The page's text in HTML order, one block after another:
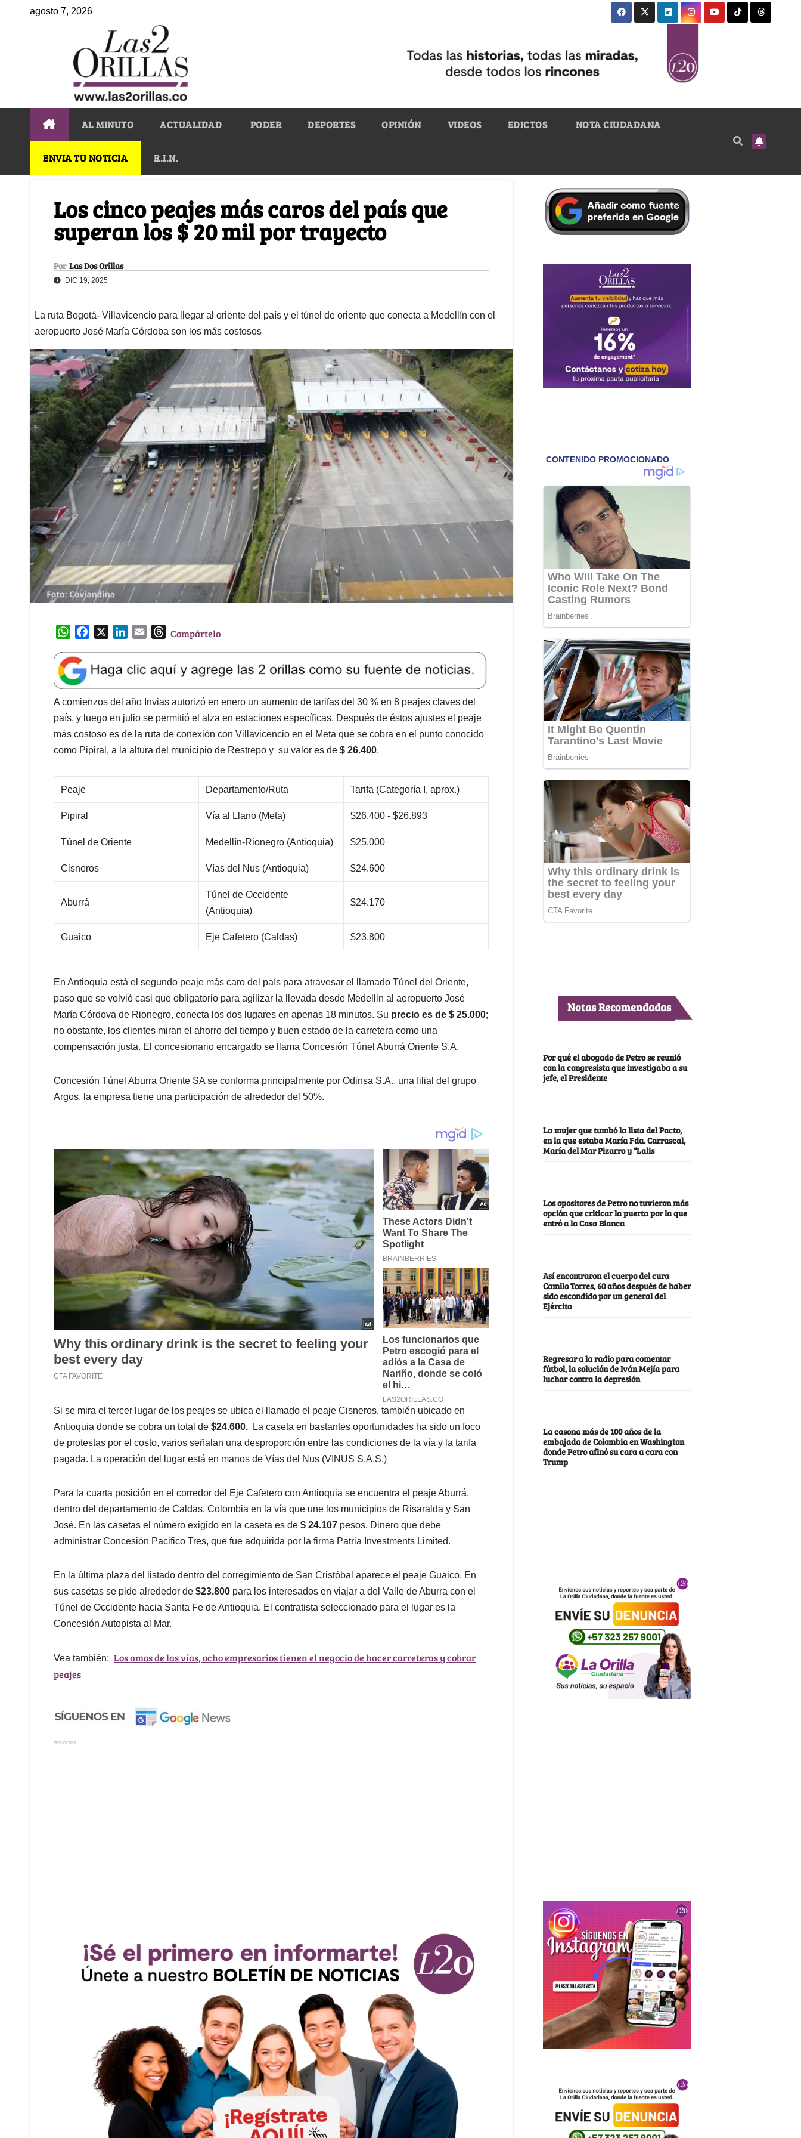
agosto 7, 2026
AL MINUTO ACTUALIDAD PODER DEPORTES OPINIÓN VIDEOS EDICTOS NOTA CIUDADANA
ENVIA TU NOTICIA R.I.N.
Los cinco peajes más caros del país que
superan los $ 20 mil por trayecto
Por Las Dos Orillas
DIC 19, 2025
La ruta Bogotá- Villavicencio para llegar al oriente del país y el túnel de oriente que conecta a Medellín con el
aeropuerto José María Córdoba son los más costosos
W
a
t
s
A
p
p
e
b
o
o
k
k
e
d
I
n
l
T
e
a
d
s
Compártelo
A comienzos del año Invias autorizó en enero un aumento de tarifas del 30 % en 8 peajes claves del
país, y luego en julio se permitió el alza en estaciones específicas. Después de éstos ajustes el peaje
más costoso es de la ruta de conexión con Villavicencio en el Meta que se cobra en el punto conocido
como Pipiral, a la altura del municipio de Restrepo y su valor es de $ 26.400.
Peaje Departamento/Ruta Tarifa (Categoría I, aprox.)
Pipiral Vía al Llano (Meta) $26.400 - $26.893
Túnel de Oriente Medellín-Rionegro (Antioquia) $25.000
Cisneros Vías del Nus (Antioquia) $24.600
Aburrá
Túnel de Occidente
(Antioquia)
$24.170
Guaico Eje Cafetero (Caldas) $23.800
En Antioquia está el segundo peaje más caro del país para atravesar el llamado Túnel del Oriente,
paso que se volvió casi que obligatorio para agilizar la llevada desde Medellin al aeropuerto José
María Córdova de Rionegro, conecta los dos lugares en apenas 18 minutos. Su precio es de $ 25.000;
no obstante, los clientes miran el ahorro del tiempo y buen estado de la carretera como una
compensación justa. El concesionario encargado se llama Concesión Túnel Aburrá Oriente S.A.
Concesión Túnel Aburra Oriente SA se conforma principalmente por Odinsa S.A., una filial del grupo
Argos, la empresa tiene una participación de alrededor del 50%.
Si se mira el tercer lugar de los peajes se ubica el llamado el peaje Cisneros, también ubicado en
Antioquia donde se cobra un total de $24.600.
La caseta en bastantes oportunidades ha sido un foco
de protestas por el costo, varios señalan una desproporción entre las condiciones de la vía y la tarifa
pagada. La operación del lugar está en manos de Vías del Nus (VINUS S.A.S.)
Para la cuarta posición en el corredor del Eje Cafetero con Antioquia se encuentra el peaje Aburrá,
dentro del departamento de Caldas, Colombia en la vía que une los municipios de Risaralda y San
José. En las casetas el número exigido en la caseta es de $ 24.107 pesos. Dinero que debe
administrar Concesión Pacifico Tres, que fue adquirida por la firma Patria Investments Limited.
En la última plaza del listado dentro del corregimiento de San Cristóbal aparece el peaje Guaico. En
sus casetas se pide alrededor de $23.800 para los interesados en viajar a del Valle de Aburra con el
Túnel de Occidente hacia Santa Fe de Antioquia. El contratista seleccionado para el lugar es la
Concesión Autopista al Mar.
Vea también: Los amos de las vías, ocho empresarios tienen el negocio de hacer carreteras y cobrar
peajes
Anuncios.
Notas Recomendadas
Por qué el abogado de Petro se reunió
con la congresista que investigaba a su
jefe, el Presidente
La mujer que tumbó la lista del Pacto,
en la que estaba María Fda. Carrascal,
María del Mar Pizarro y “Lalis
Los opositores de Petro no tuvieron más
opción que criticar la puerta por la que
entró a la Casa Blanca
Así encontraron el cuerpo del cura
Camilo Torres, 60 años después de haber
sido escondido por un general del
Ejército
Regresar a la radio para comentar
fútbol, la solución de Iván Mejía para
luchar contra la depresión
La casona más de 100 años de la
embajada de Colombia en Washington
donde Petro afinó su cara a cara con
Trump